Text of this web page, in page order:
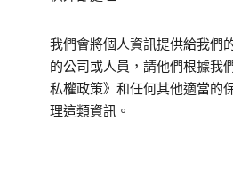
我們會將個人資訊提供給我們
的公司或人員，請他們根據我
私權政策》和任何其他適當的
理這類資訊。